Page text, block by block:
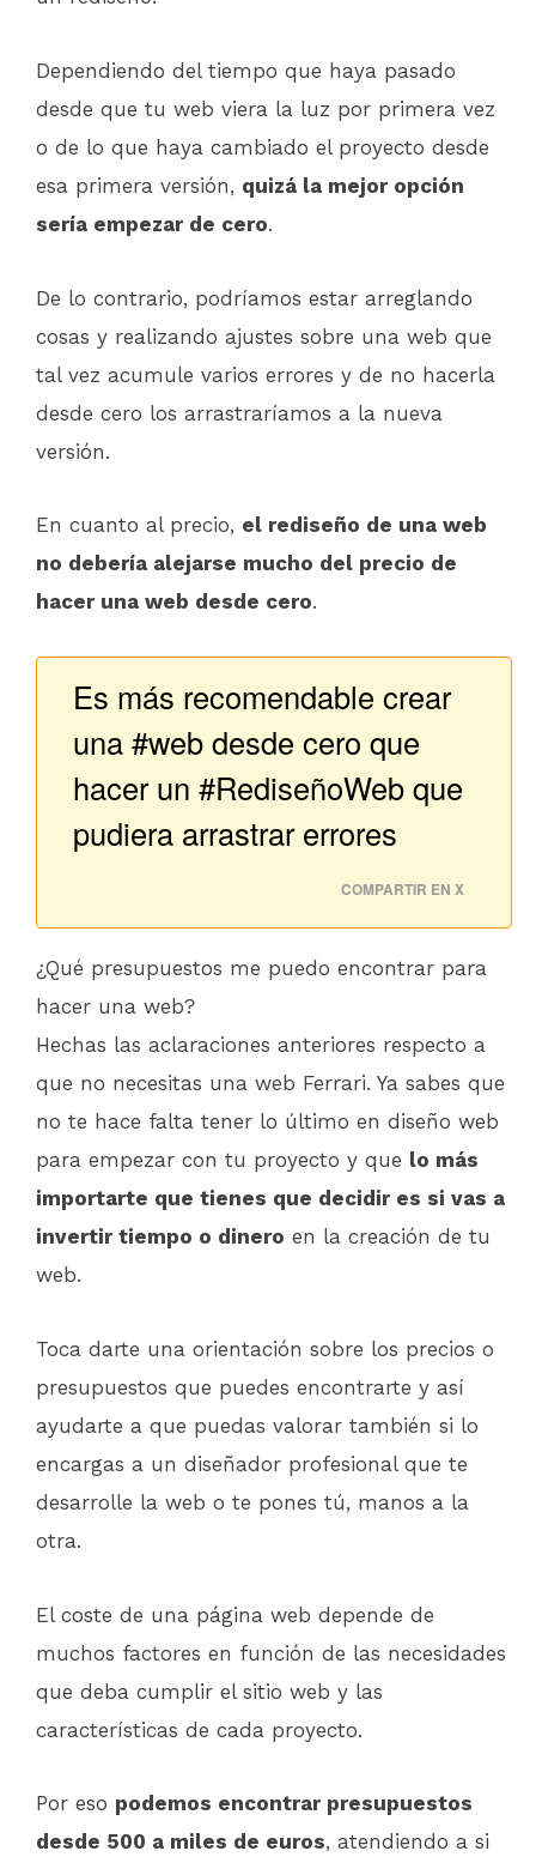
Dependiendo del tiempo que haya pasado
desde que tu web viera la luz por primera vez
o de lo que haya cambiado el proyecto desde
esa primera versión, quizá la mejor opción
sería empezar de cero.
De lo contrario, podríamos estar arreglando
cosas y realizando ajustes sobre una web que
tal vez acumule varios errores y de no hacerla
desde cero los arrastraríamos a la nueva
versión.
En cuanto al precio, el rediseño de una web
no debería alejarse mucho del precio de
hacer una web desde cero.
Es más recomendable crear
una #web desde cero que
hacer un #RediseñoWeb que
pudiera arrastrar errores
COMPARTIR EN X
¿Qué presupuestos me puedo encontrar para
hacer una web?
Hechas las aclaraciones anteriores respecto a
que no necesitas una web Ferrari. Ya sabes que
no te hace falta tener lo último en diseño web
para empezar con tu proyecto y que lo más
importarte que tienes que decidir es si vas a
invertir tiempo o dinero en la creación de tu
web.
Toca darte una orientación sobre los precios o
presupuestos que puedes encontrarte y así
ayudarte a que puedas valorar también si lo
encargas a un diseñador profesional que te
desarrolle la web o te pones tú, manos a la
otra.
El coste de una página web depende de
muchos factores en función de las necesidades
que deba cumplir el sitio web y las
características de cada proyecto.
Por eso podemos encontrar presupuestos
desde 500 a miles de euros, atendiendo a si